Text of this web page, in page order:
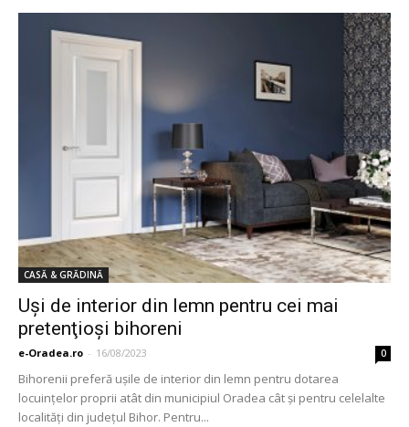
CASĂ & GRĂDINĂ
Uşi de interior din lemn pentru cei mai
pretenţioşi bihoreni
e-Oradea.ro - 16/08/2023 0
Bihorenii preferă uşile de interior din lemn pentru dotarea
locuinţelor proprii atât din municipiul Oradea cât şi pentru celelalte
localităţi din judeţul Bihor. Pentru...